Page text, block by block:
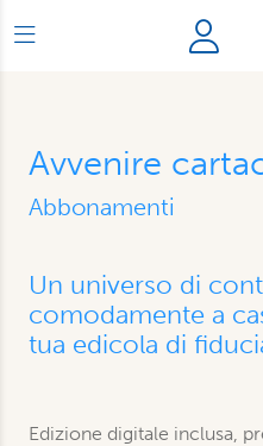
Avvenire
Abbonamenti
Un universo di
comodamente a
tua edicola di
Edizione digitale inclusa,